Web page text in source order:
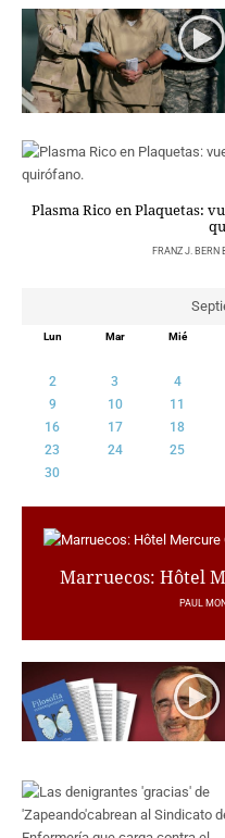
24X7
LA RETAGUARDIA
LA BURBUJA
LO ÚLTIMO
BLOGS
VÍDEOS
HEMEROTECA
SERVICIOS
OFERTAS
MEDIOS
MÁS SERVICIOS
ESPAÑA
Plasma Rico en Plaquetas:
FRANZ J. BERN
Lun Mar Mié
2
3 4
9
10 11
16
17 18
23
24 25
30
Marruecos: Hôtel
PAUL